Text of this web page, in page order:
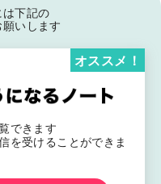
下記の
いします
できます
を受けることができま
オススメ！